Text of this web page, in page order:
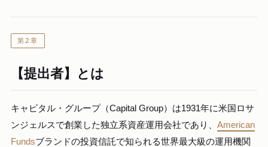
第2章
【提出者】とは
キャピタル・グループ（Capital Group）は1931年に米国ロサ
ンジェルスで創業した独立系資産運用会社であり、 American
Fundsブランドの投資信託で知られる世界最大級の運用機関